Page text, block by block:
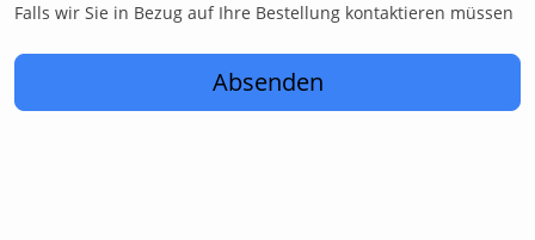
Falls wir Sie in Bezug auf Ihre Bestellung kontaktieren müssen
Absenden